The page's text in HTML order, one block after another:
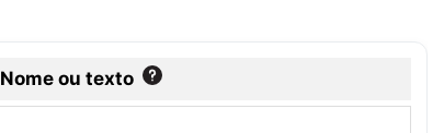
Nome ou texto